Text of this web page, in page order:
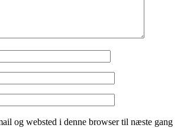
og websted i denne browser til næste gang